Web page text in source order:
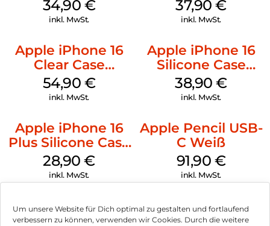
Um unsere Website für Dich optimal zu gestalten und fortlaufend
verbessern zu können, verwenden wir Cookies. Durch die weitere
Denim
34,90 €
inkl. MwSt.
Green
37,90€
inkl. MwSt.
Apple iPhone 16
Clear Case
MagSafe
Transparent
54,90 €
inkl. MwSt.
Apple iPhone 16
Silicone Case
MagSafe
Ultramarine
38,90€
inkl. MwSt.
Apple iPhone 16
Plus Silicone Case
MagSafe Black
28,90€
inkl. MwSt.
Apple Pencil USB-
C Weiß
91,90 €
inkl. MwSt.